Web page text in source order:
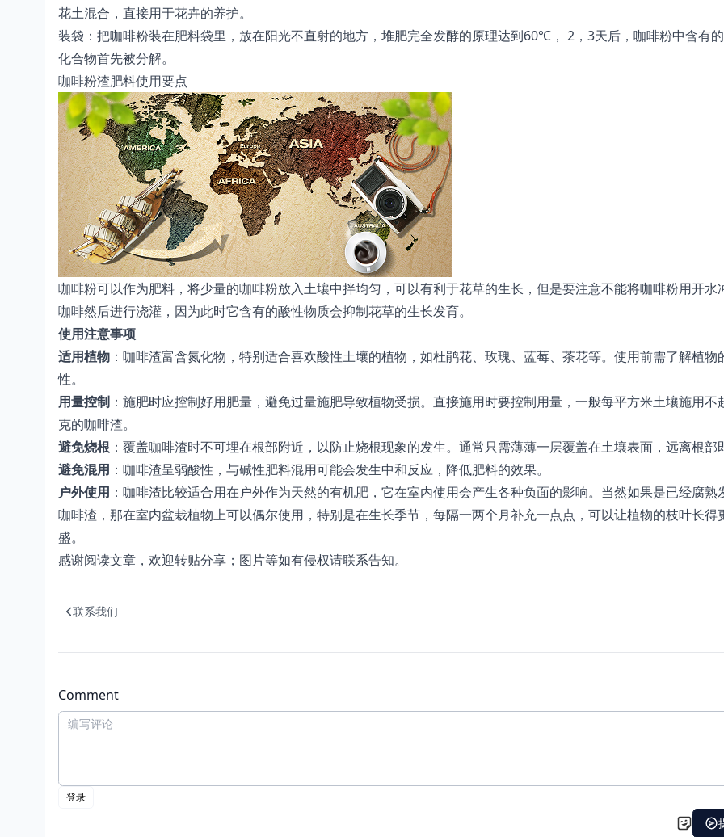
花土混合，直接用于花卉的养护。
装袋：把咖啡粉装在肥料袋里，放在阳光不直射的地方，堆肥完全发酵的原理达到60℃， 2，3天后，咖啡粉中含有
化合物首先被分解。
咖啡粉渣肥料使用要点
咖啡粉可以作为肥料，将少量的咖啡粉放入土壤中拌均匀，可以有利于花草的生长，但是要注意不能将咖啡粉用开水
咖啡然后进行浇灌，因为此时它含有的酸性物质会抑制花草的生长发育。
使用注意事项
适用植物‌ ：咖啡渣富含氮化物，特别适合喜欢酸性土壤的植物，如杜鹃花、玫瑰、蓝莓、茶花等。使用前需了解植物
性。
用量控制‌ ：施肥时应控制好用肥量，避免过量施肥导致植物受损。直接施用时要控制用量，一般每平方米土壤施用不
克的咖啡渣。
避免烧根 ：覆盖咖啡渣时不可埋在根部附近，以防止烧根现象的发生。通常只需薄薄一层覆盖在土壤表面，远离根部
避免混用 ‌：咖啡渣呈弱酸性，与碱性肥料混用可能会发生中和反应，降低肥料的效果。
户外使用 ：咖啡渣比较适合用在户外作为天然的有机肥，它在室内使用会产生各种负面的影响。当然如果是已经腐熟
咖啡渣，那在室内盆栽植物上可以偶尔使用，特别是在生长季节，每隔一两个月补充一点点，可以让植物的枝叶长得
盛。
感谢阅读文章，欢迎转贴分享；图片等如有侵权请联系告知。
联系我们
Comment